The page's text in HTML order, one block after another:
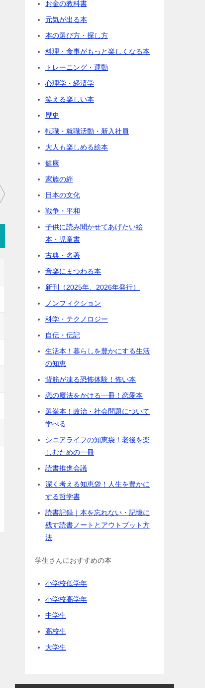
お金の教科書
元気が出る本
本の選び方・探し方
料理・食事がもっと楽しくなる本
トレーニング・運動
心理学・経済学
笑える楽しい本
歴史
転職・就職活動・新入社員
大人も楽しめる絵本
健康
家族の絆
日本の文化
戦争・平和
子供に読み聞かせてあげたい絵
本・児童書
古典・名著
音楽にまつわる本
新刊（2025年、2026年発行）
ノンフィクション
科学・テクノロジー
自伝・伝記
生活本！暮らしを豊かにする生活
の知恵
背筋が凍る恐怖体験！怖い本
恋の魔法をかける一冊！恋愛本
選挙本！政治・社会問題について
学べる
シニアライフの知恵袋！老後を楽
しむための一冊
読書推進会議
深く考える知恵袋！人生を豊かに
する哲学書
読書記録｜本を忘れない・記憶に
残す読書ノートとアウトプット方
法
学生さんにおすすめの本
小学校低学年
小学校高学年
中学生
高校生
大学生